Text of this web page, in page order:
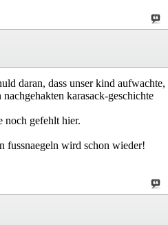
daran, dass unser kind aufwachte,
karasack-geschichte
noch gefehlt hier.
fussnaegeln wird schon wieder!